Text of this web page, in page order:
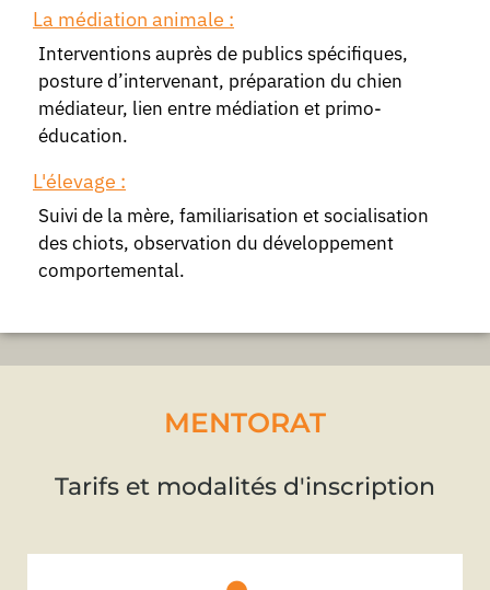
La médiation animale :
Interventions auprès de publics spécifiques,
posture d’intervenant, préparation du chien
médiateur, lien entre médiation et primo-
éducation.
L'élevage :
Suivi de la mère, familiarisation et socialisation
des chiots, observation du développement
comportemental.
MENTORAT
Tarifs et modalités d'inscription